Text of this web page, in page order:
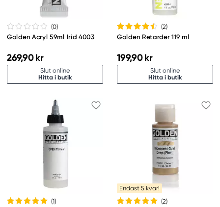
(0)
Golden Acryl 59ml Irid 4003
269,90 kr
Slut online
Hitta i butik
(2)
Golden Retarder 119 ml
199,90 kr
Slut online
Hitta i butik
(1)
Endast 5 kvar!
(2)